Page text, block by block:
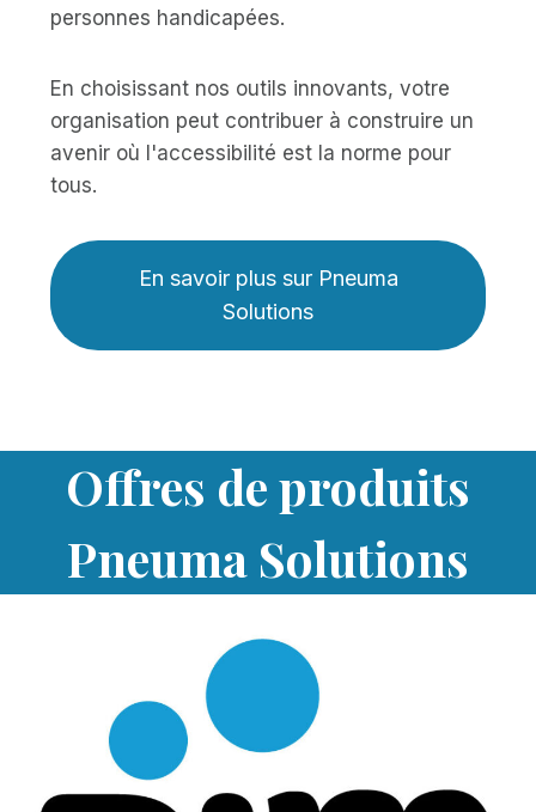
personnes handicapées.
En choisissant nos outils innovants, votre
organisation peut contribuer à construire un
avenir où l'accessibilité est la norme pour
tous.
En savoir plus sur Pneuma
Solutions
Offres de produits
Pneuma Solutions